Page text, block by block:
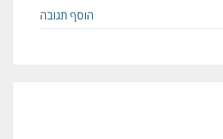
הוסף תגובה